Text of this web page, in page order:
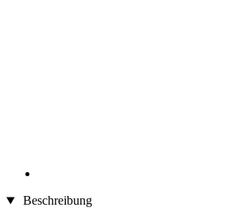
Beschreibung